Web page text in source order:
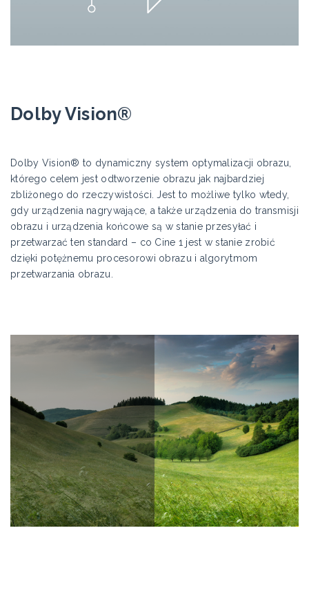
Dolby Vision®
Dolby Vision® to dynamiczny system optymalizacji obrazu,
którego celem jest odtworzenie obrazu jak najbardziej
zbliżonego do rzeczywistości. Jest to możliwe tylko wtedy,
gdy urządzenia nagrywające, a także urządzenia do transmisji
obrazu i urządzenia końcowe są w stanie przesyłać i
przetwarzać ten standard – co Cine 1 jest w stanie zrobić
dzięki potężnemu procesorowi obrazu i algorytmom
przetwarzania obrazu.